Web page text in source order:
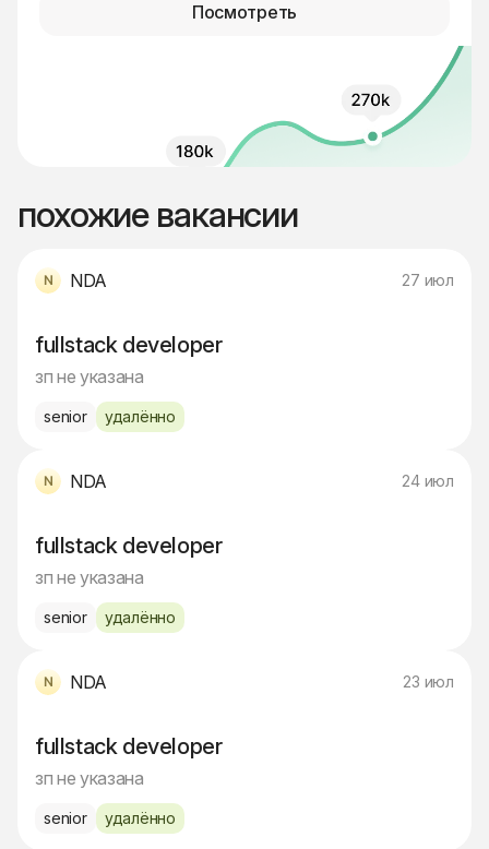
Посмотреть
похожие вакансии
NDA 27 июл
fullstack developer
зп не указана
senior удалённо
NDA 24 июл
fullstack developer
зп не указана
senior удалённо
NDA 23 июл
fullstack developer
зп не указана
senior удалённо